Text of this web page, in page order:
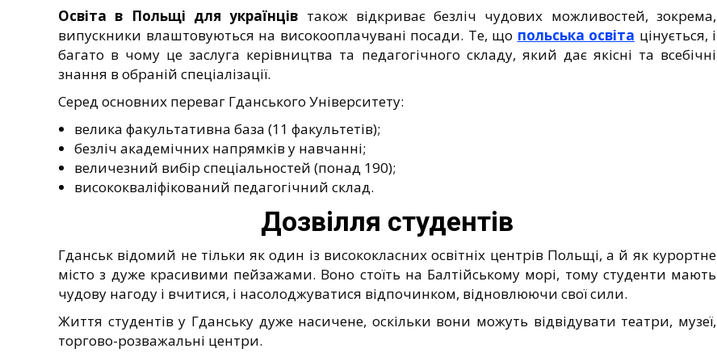
Освіта в Польщі для українців також відкриває безліч чудових можливостей, зокрема,
випускники влаштовуються на високооплачувані посади. Те, що польська освіта цінується, і
багато в чому це заслуга керівництва та педагогічного складу, який дає якісні та всебічні
знання в обраній спеціалізації.
Серед основних переваг Гданського Університету:
велика факультативна база (11 факультетів);
безліч академічних напрямків у навчанні;
величезний вибір спеціальностей (понад 190);
висококваліфікований педагогічний склад.
Дозвілля студентів
Гданськ відомий не тільки як один із висококласних освітніх центрів Польщі, а й як курортне
місто з дуже красивими пейзажами. Воно стоїть на Балтійському морі, тому студенти мають
чудову нагоду і вчитися, і насолоджуватися відпочинком, відновлюючи свої сили.
Життя студентів у Гданську дуже насичене, оскільки вони можуть відвідувати театри, музеї,
торгово-розважальні центри.